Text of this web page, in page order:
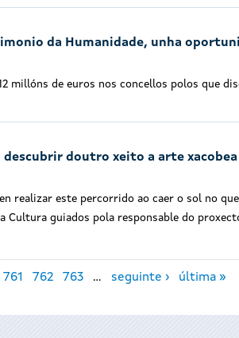
da Humanidade, unha
millóns de euros nos concellos polos que
doutro xeito a arte xacobea
realizar este percorrido ao caer o sol no que
Cultura guiados pola responsable do
761 762 763 … seguinte › última »